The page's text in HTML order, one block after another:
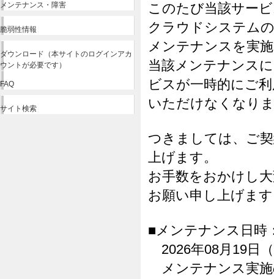
メンテナンス・障害
脆弱性情報
ダウンロード（本サイトのログインアカ
ウントが必要です）
FAQ
サイト検索
このたび当該サー
クラウドシステムの
メンテナンスを実
当該メンテナンス
ビスが一時的にご
いただけなくなり
つきましては、ご
上げます。
お手数をおかけし
お願い申し上げま
■メンテナンス日時
2026年08月19日
メンテナンス実施